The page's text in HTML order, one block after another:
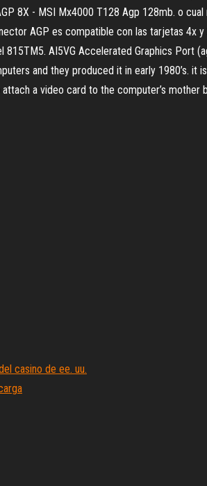
8X - MSI Mx4000 T128 Agp 128mb. o
AGP es compatible con las tarjetas 4x
AI5VG Accelerated Graphics Port
and they produced it in early 1980’s. it
a video card to the computer’s mother
casino de ee. uu.